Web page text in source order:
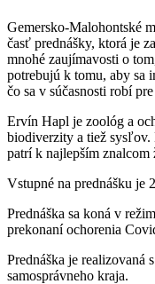
Gemersko-Malohontské
časť prednášky, ktorá je
mnohé zaujímavosti o
potrebujú k tomu, aby sa
čo sa v súčasnosti robí
Ervín Hapl je zoológ a
biodiverzity a tiež
patrí k najlepším
Vstupné na prednášku je
Prednáška sa koná v
prekonaní ochorenia
Prednáška je realizovaná
samosprávneho kraja.